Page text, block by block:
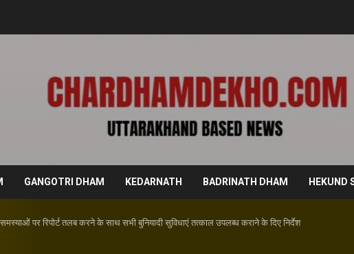
GANGOTRI DHAM KEDARNATH BADRINATH DHAM HEKUND
पर रिपोर्ट तलब करने के साथ सभी बुनियादी सुविधाएं तत्काल उपलब्ध कराने के दिए निर्देश